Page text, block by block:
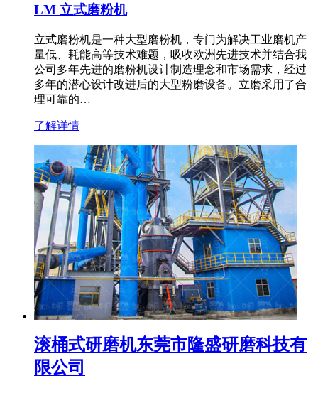
LM 立式磨粉机
立式磨粉机是一种大型磨粉机，专门为解决工业磨机产
量低、耗能高等技术难题，吸收欧洲先进技术并结合我
公司多年先进的磨粉机设计制造理念和市场需求，经过
多年的潜心设计改进后的大型粉磨设备。立磨采用了合
理可靠的…
了解详情
滚桶式研磨机东莞市隆盛研磨科技有
限公司